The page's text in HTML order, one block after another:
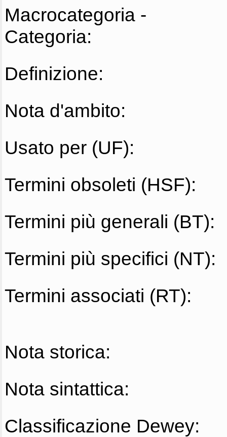
Macrocategoria -
Categoria:
Definizione:
Nota d'ambito:
Usato per (UF):
Termini obsoleti (HSF):
Termini più generali (BT):
Termini più specifici (NT):
Termini associati (RT):
Nota storica:
Nota sintattica:
Classificazione Dewey: